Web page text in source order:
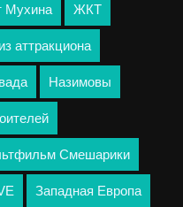
Мухина ЖКТ
аттракциона
Назимовы
Смешарики
Западная Европа